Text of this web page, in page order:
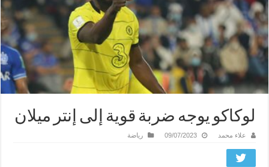
لوكاكو يوجه ضربة قوية إلى إنتر ميلان
علاء محمد 09/07/2023 رياضة